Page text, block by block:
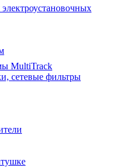
MultiTrack
сетевые фильтры